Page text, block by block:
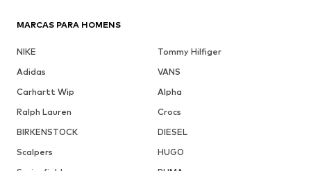
MARCAS PARA HOMENS
NIKE
Tommy Hilfiger
Adidas
VANS
Carhartt Wip
Alpha
Ralph Lauren
Crocs
BIRKENSTOCK
DIESEL
Scalpers
HUGO